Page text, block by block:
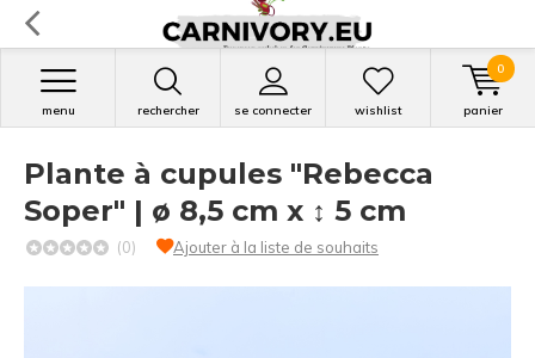
rechercher se connecter
menu wishlist panier
0
Plante à cupules "Rebecca
Soper" | ø 8,5 cm x ↕ 5 cm
(0) Ajouter à la liste de souhaits